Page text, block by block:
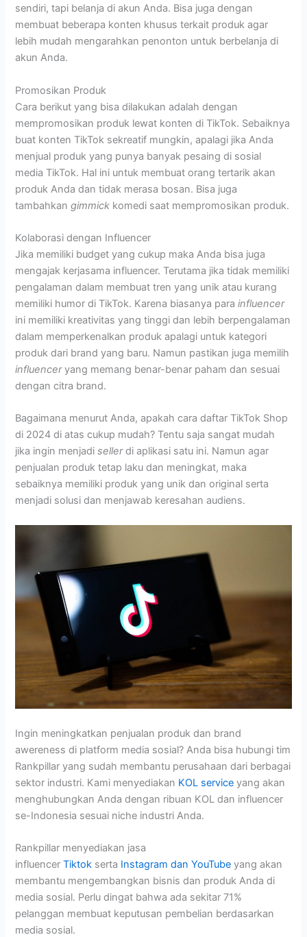
sendiri, tapi belanja di akun Anda. Bisa juga dengan
membuat beberapa konten khusus terkait produk agar
lebih mudah mengarahkan penonton untuk berbelanja di
akun Anda.
Promosikan Produk
Cara berikut yang bisa dilakukan adalah dengan
mempromosikan produk lewat konten di TikTok. Sebaiknya
buat konten TikTok sekreatif mungkin, apalagi jika Anda
menjual produk yang punya banyak pesaing di sosial
media TikTok. Hal ini untuk membuat orang tertarik akan
produk Anda dan tidak merasa bosan. Bisa juga
tambahkangimmick komedi saat mempromosikan produk.
Kolaborasi dengan Influencer
Jika memiliki budget yang cukup maka Anda bisa juga
mengajak kerjasama influencer. Terutama jika tidak memiliki
pengalaman dalam membuat tren yang unik atau kurang
memiliki humor di TikTok. Karena biasanya parainfluencer
ini memiliki kreativitas yang tinggi dan lebih berpengalaman
dalam memperkenalkan produk apalagi untuk kategori
produk dari brand yang baru. Namun pastikan juga memilih
influenceryang memang benar-benar paham dan sesuai
dengan citra brand.
Bagaimana menurut Anda, apakah cara daftar TikTok Shop
di 2024 di atas cukup mudah? Tentu saja sangat mudah
jika ingin menjadisellerdi aplikasi satu ini. Namun agar
penjualan produk tetap laku dan meningkat, maka
sebaiknya memiliki produk yang unik dan original serta
menjadi solusi dan menjawab keresahan audiens.
Ingin meningkatkan penjualan produk dan brand
awereness di platform media sosial? Anda bisa hubungi tim
Rankpillar yang sudah membantu perusahaan dari berbagai
sektor industri. Kami menyediakan KOL service yang akan
menghubungkan Anda dengan ribuan KOL dan influencer
se-Indonesia sesuai niche industri Anda.
Rankpillar menyediakan jasa
influencerTiktok serta Instagram dan YouTube yang akan
membantu mengembangkan bisnis dan produk Anda di
media sosial. Perlu dingat bahwa ada sekitar 71%
pelanggan membuat keputusan pembelian berdasarkan
media sosial.